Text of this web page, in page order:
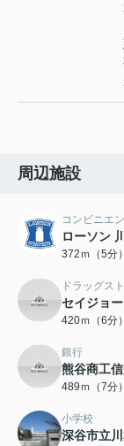
周辺施設
コンビニエ
ローソン
372ｍ（5分）
ドラッグス
セイジョ
420ｍ（6分）
銀行
熊谷商工
489ｍ（7分）
小学校
深谷市立